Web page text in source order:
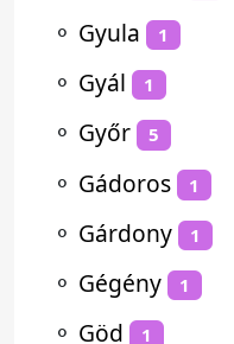
⚬ Gyula 1
⚬ Gyál 1
⚬ Győr 5
⚬ Gádoros 1
⚬ Gárdony 1
⚬ Gégény 1
⚬ Göd 1